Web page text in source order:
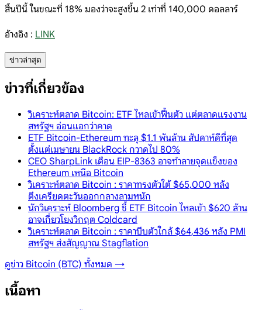
สิ้นปีนี้ ในขณะที่ 18% มองว่าจะสูงขึ้น 2 เท่าที่ 140,000 ดอลลาร์
อ้างอิง : LINK
ข่าวล่าสุด
ข่าวที่เกี่ยวข้อง
วิเคราะห์ตลาด Bitcoin: ETF ไหลเข้าฟื้นตัว แต่ตลาดแรงงาน
สหรัฐฯ อ่อนแอกว่าคาด
ETF Bitcoin-Ethereum ทะลุ $1.1 พันล้าน สัปดาห์ดีที่สุด
ตั้งแต่เมษายน BlackRock กวาดไป 80%
CEO SharpLink เตือน EIP-8363 อาจทำลายจุดแข็งของ
Ethereum เหนือ Bitcoin
วิเคราะห์ตลาด Bitcoin : ราคาทรงตัวใต้ $65,000 หลัง
ตึงเครียดตะวันออกกลางลามหนัก
นักวิเคราะห์ Bloomberg ชี้ ETF Bitcoin ไหลเข้า $620 ล้าน
อาจเกี่ยวโยงวิกฤต Coldcard
วิเคราะห์ตลาด Bitcoin : ราคาบีบตัวใกล้ $64,436 หลัง PMI
สหรัฐฯ ส่งสัญญาณ Stagflation
ดูข่าว Bitcoin (BTC) ทั้งหมด →
เนื้อหา